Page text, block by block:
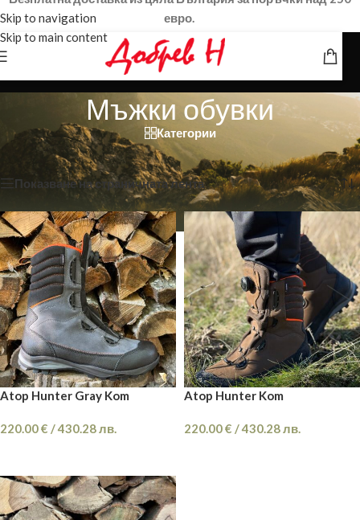
Skip to navigation
Skip to main content
евро.
Мъжки обувки
Категории
Начало/Мъжки обувки Показване на 1–12 от 58 резултата
Показване на страничната лента
Atop Hunter Gray Kom
220.00€ /430.28лв.
Atop Hunter Kom
220.00€ /430.28лв.